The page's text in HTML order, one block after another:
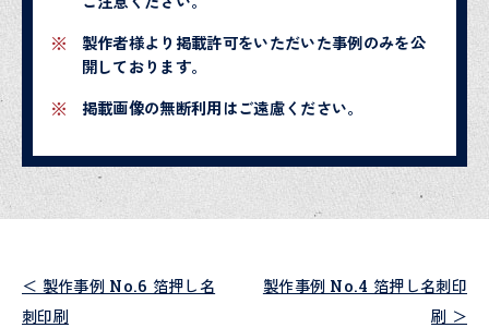
製作者様より掲載許可をいただいた事例のみを公
開しております。
掲載画像の無断利用はご遠慮ください。
＜ 製作事例 No.6 箔押し名
刺印刷
製作事例 No.4 箔押し名刺印
刷 ＞